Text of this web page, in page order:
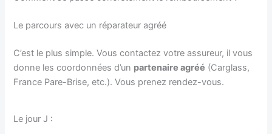
Le parcours avec un réparateur agréé
C’est le plus simple. Vous contactez votre assureur, il vous
donne les coordonnées d’un partenaire agréé (Carglass,
France Pare-Brise, etc.). Vous prenez rendez-vous.
Le jour J :